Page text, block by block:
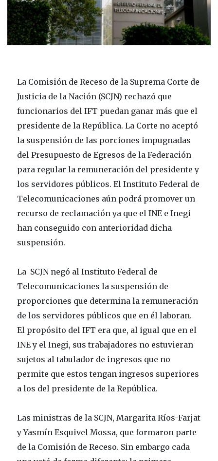
La Comisión de Receso de la Suprema Corte de
Justicia de la Nación (SCJN) rechazó que
funcionarios del IFT puedan ganar más que el
presidente de la República. La Corte no aceptó
la suspensión de las porciones impugnadas
del Presupuesto de Egresos de la Federación
para regular la remuneración del presidente y
los servidores públicos. El Instituto Federal de
Telecomunicaciones aún podrá promover un
recurso de reclamación ya que el INE e Inegi
han conseguido con anterioridad dicha
suspensión.
La SCJN negó al Instituto Federal de
Telecomunicaciones la suspensión de
proporciones que determina la remuneración
de los servidores públicos que en él laboran.
El propósito del IFT era que, al igual que en el
INE y el Inegi, sus trabajadores no estuvieran
sujetos al tabulador de ingresos que no
permite que estos tengan ingresos superiores
a los del presidente de la República.
Las ministras de la SCJN, Margarita Ríos-Farjat
y Yasmín Esquivel Mossa, que formaron parte
de la Comisión de Receso. Sin embargo cada